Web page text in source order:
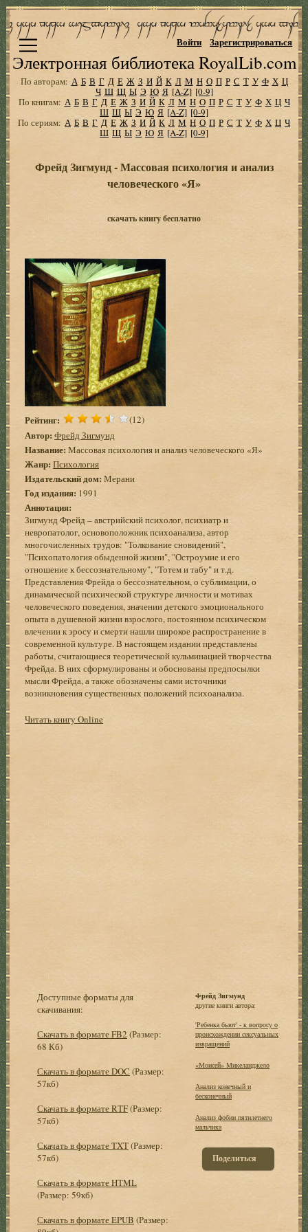
Электронная библиотека RoyalLib.com
Войти Зарегистрироваться
По авторам: А Б В Г Д Е Ж З И Й К Л М Н О П Р С Т У Ф Х Ц
Ч Ш Щ Ы Э Ю Я [A-Z] [0-9]
По книгам: А Б В Г Д Е Ж З И Й К Л М Н О П Р С Т У Ф Х Ц Ч
Ш Щ Ы Э Ю Я [A-Z] [0-9]
По сериям: А Б В Г Д Е Ж З И Й К Л М Н О П Р С Т У Ф Х Ц Ч
Ш Щ Ы Э Ю Я [A-Z] [0-9]
Фрейд Зигмунд - Массовая психология и анализ
человеческого «Я»
скачать книгу бесплатно
Рейтинг: (12)
Автор: Фрейд Зигмунд
Название: Массовая психология и анализ человеческого «Я»
Жанр: Психология
Издательский дом: Мерани
Год издания: 1991
Аннотация:
Зигмунд Фрейд – австрийский психолог, психиатр и
невропатолог, основоположник психоанализа, автор
многочисленных трудов: "Толкование сновидений",
"Психопатология обыденной жизни", "Остроумие и его
отношение к бессознательному", "Тотем и табу" и т.д.
Представления Фрейда о бессознательном, о сублимации, о
динамической психической структуре личности и мотивах
человеческого поведения, значении детского эмоционального
опыта в душевной жизни взрослого, постоянном психическом
влечении к эросу и смерти нашли широкое распространение в
современной культуре. В настоящем издании представлены
работы, считающиеся теоретической кульминацией творчества
Фрейда. В них сформулированы и обоснованы предпосылки
мысли Фрейда, а также обозначены сами источники
возникновения существенных положений психоанализа.
Читать книгу Online
Доступные форматы для
скачивания:
Скачать в формате FB2 (Размер:
68 Кб)
Скачать в формате DOC (Размер:
57кб)
Скачать в формате RTF(Размер:
57кб)
Скачать в формате TXT(Размер:
57кб)
Скачать в формате HTML
(Размер: 59кб)
Скачать в формате EPUB (Размер:
Фрейд Зигмунд
другие книги автора:
'Ребенка бьют' - к вопросу о
происхождении сексуальных
извращений
«Моисей» Микеланджело
Анализ конечный и
бесконечный
Анализ фобии пятилетнего
мальчика
Поделиться